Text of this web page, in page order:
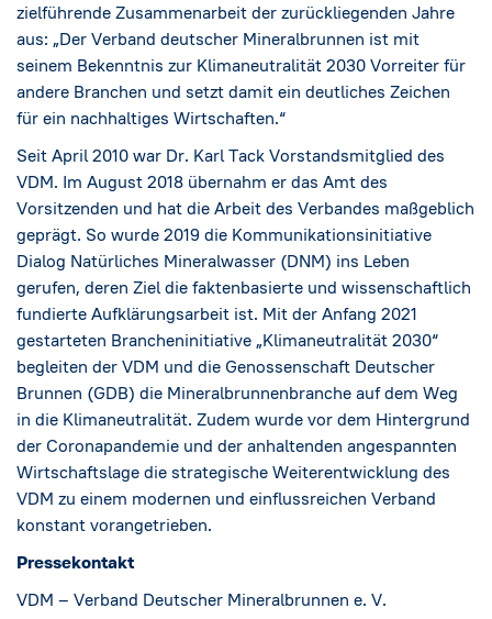
zielführende Zusammenarbeit der zurückliegenden Jahre
aus: „Der Verband deutscher Mineralbrunnen ist mit
seinem Bekenntnis zur Klimaneutralität 2030 Vorreiter für
andere Branchen und setzt damit ein deutliches Zeichen
für ein nachhaltiges Wirtschaften.“
Seit April 2010 war Dr. Karl Tack Vorstandsmitglied des
VDM. Im August 2018 übernahm er das Amt des
Vorsitzenden und hat die Arbeit des Verbandes maßgeblich
geprägt. So wurde 2019 die Kommunikationsinitiative
Dialog Natürliches Mineralwasser (DNM) ins Leben
gerufen, deren Ziel die faktenbasierte und wissenschaftlich
fundierte Aufklärungsarbeit ist. Mit der Anfang 2021
gestarteten Brancheninitiative „Klimaneutralität 2030“
begleiten der VDM und die Genossenschaft Deutscher
Brunnen (GDB) die Mineralbrunnenbranche auf dem Weg
in die Klimaneutralität. Zudem wurde vor dem Hintergrund
der Coronapandemie und der anhaltenden angespannten
Wirtschaftslage die strategische Weiterentwicklung des
VDM zu einem modernen und einflussreichen Verband
konstant vorangetrieben.
Pressekontakt
VDM – Verband Deutscher Mineralbrunnen e. V.